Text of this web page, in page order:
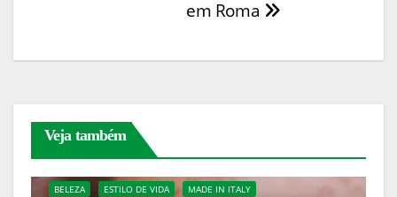
em Roma
Veja também
BELEZA ESTILO DE VIDA MADE IN ITALY